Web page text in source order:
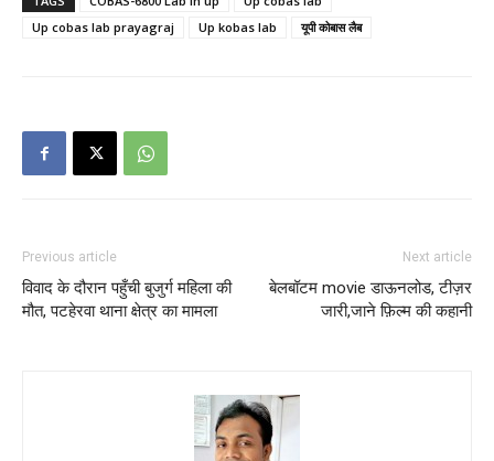
Up cobas lab prayagraj
Up kobas lab यूपी कोबास लैब
Previous article
विवाद के दौरान पहुँची बुजुर्ग महिला की
मौत, पटहेरवा थाना क्षेत्र का मामला
Next article
बेलबॉटम movie डाऊनलोड, टीज़र
जारी,जाने फ़िल्म की कहानी